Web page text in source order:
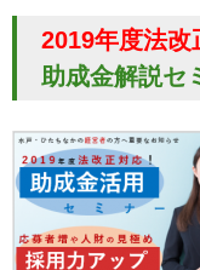
2019年度法改
助成金解説セ